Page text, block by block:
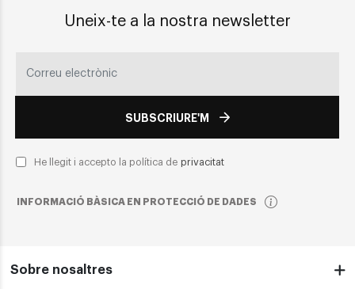
Uneix-te a la nostra newsletter
SUBSCRIURE'M
He llegit i accepto la política de privacitat
INFORMACIÓ BÀSICA EN PROTECCIÓ DE DADES
Sobre nosaltres